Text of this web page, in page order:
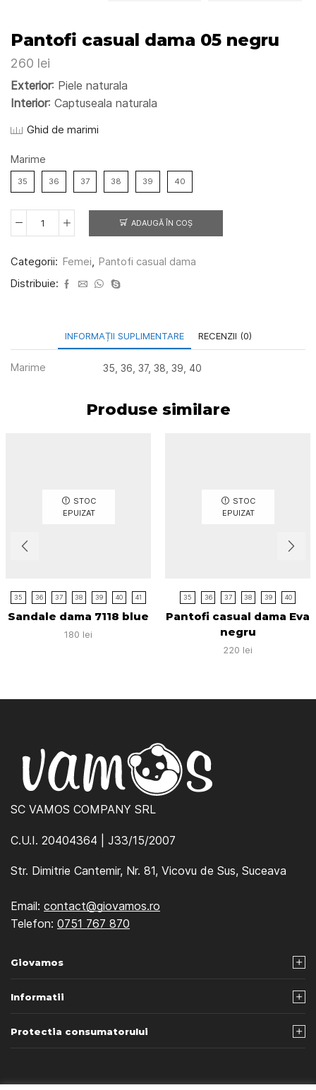
Pantofi casual dama 05 negru
260 lei
Exterior: Piele naturala
Interior: Captuseala naturala
Ghid de marimi
Marime
35 36 37 38 39 40
Cantitate
dama
05
negru
ADAUGĂ ÎN COȘ
Categorii: Femei, Pantofi casual dama
Distribuie:
INFORMAȚII SUPLIMENTARE RECENZII (0)
Marime 35, 36, 37, 38, 39, 40
Produse similare
STOC
EPUIZAT
35 36 37 38 39 40 41
Sandale dama 7118 blue
180 lei
STOC
EPUIZAT
35 36 37 38 39 40
Pantofi casual dama Eva
negru
220 lei
SC VAMOS COMPANY SRL
C.U.I. 20404364 | J33/15/2007
Str. Dimitrie Cantemir, Nr. 81, Vicovu de Sus, Suceava
Email: contact@giovamos.ro
Telefon: 0751 767 870
Giovamos
Informatii
Protectia consumatorului